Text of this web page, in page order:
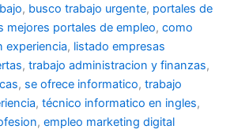
, busco trabajo urgente, portales de
mejores portales de empleo, como
experiencia, listado empresas
, trabajo administracion y finanzas,
, se ofrece informatico, trabajo
, técnico informatico en ingles,
, empleo marketing digital